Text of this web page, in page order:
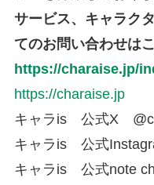
サービス、キャラク
てのお問い合わせは
https://charaise.jp/
https://charaise.jp
キャラis 公式X
キャラis 公式
キャラis 公式note